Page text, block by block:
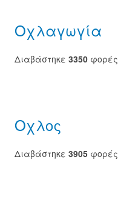
Οχλαγωγία
Διαβάστηκε 3350 φορές
Οχλος
Διαβάστηκε 3905 φορές